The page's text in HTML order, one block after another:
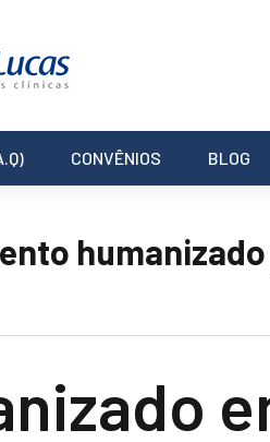
CONVÊNIOS BLOG